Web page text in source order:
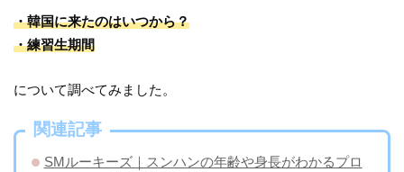
・韓国に来たのはいつから？
・練習生期間
について調べてみました。
関連記事
SMルーキーズ｜スンハンの年齢や身長がわかるプロ